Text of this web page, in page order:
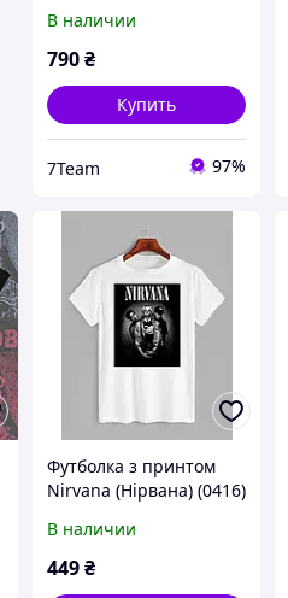
В наличии
790₴
Купить
7Team 97%
Футболка з принтом
Nirvana (Нірвана) (0416)
В наличии
449₴